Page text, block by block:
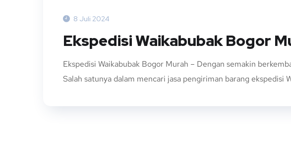
8 Juli 2024
Ekspedisi Waikabubak Bogor
Ekspedisi Waikabubak Bogor Murah – Dengan semakin
Salah satunya dalam mencari jasa pengiriman barang ekspedisi